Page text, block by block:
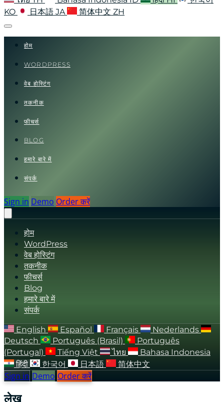
KO
日本語 JA 简体中文 ZH
होम
WORDPRESS
वेब होस्टिंग
तकनीक
फीचर्स
BLOG
हमारे बारे में
संपर्क
Sign in Demo Order करें
होम
WordPress
वेब होस्टिंग
तकनीक
फीचर्स
Blog
हमारे बारे में
संपर्क
English Español Français
Nederlands
Deutsch
Português (Brasil)
Português
(Portugal)
Tiếng Việt ไทย
Bahasa Indonesia
हिंदी
한국어 日本語 简体中文
Sign in Demo Order करें
लेख